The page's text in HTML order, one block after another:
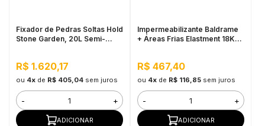
Fixador de Pedras Soltas Hold
Stone Garden, 20L Semi-
R$ 1.620,17
ou 4xde R$ 405,04 sem juros
- +
ADICIONAR
Impermeabilizante Baldrame
+ Áreas Frias Elastment 18KG
Positiva e Negativa
R$ 467,40
ou 4xde R$ 116,85 sem juros
- +
ADICIONAR